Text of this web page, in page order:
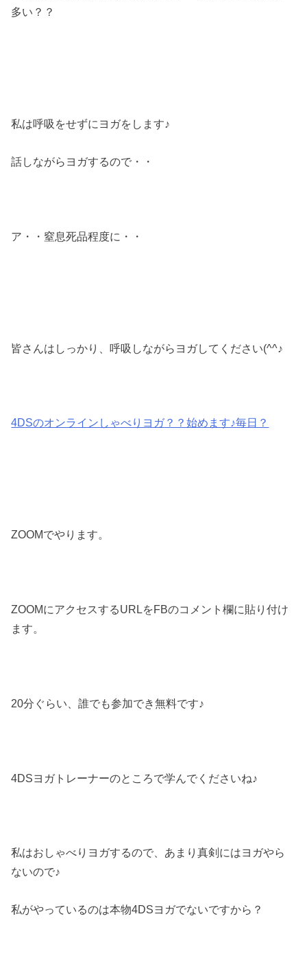
多い？？
私は呼吸をせずにヨガをします♪
話しながらヨガするので・・
ア・・窒息死品程度に・・
皆さんはしっかり、呼吸しながらヨガしてください(^^♪
4DSのオンラインしゃべりヨガ？？始めます♪毎日？
ZOOMでやります。
ZOOMにアクセスするURLをFBのコメント欄に貼り付け
ます。
20分ぐらい、誰でも参加でき無料です♪
4DSヨガトレーナーのところで学んでくださいね♪
私はおしゃべりヨガするので、あまり真剣にはヨガやら
ないので♪
私がやっているのは本物4DSヨガでないですから？